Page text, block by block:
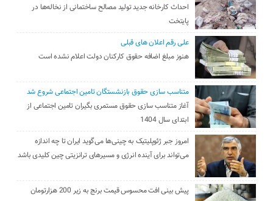
احداث کارخانه جدید تولید مصالح ساختمانی از نخاله‌ها در
پایتخت
علی رقم اعلان های قبلی
هنوز مبلغ اضافه حقوق کارکنان دولت اعلام نشده است
متناسب سازی حقوق بازنشستگان تامین اجتماعی شروع شد
آغاز متناسب سازی حقوق مستمری بگیران تامین اجتماعی از
ابتدای سال 1404
امروز جبر ژئوپلیتیک به چینی‌ها می‌گوید ایران تا چه اندازه
می‌تواند برای آینده انرژی و مسیرهای ترانزیتی چین کلیدی باشد
پیش بینی افت محسوس قیمت برنج به زیر 200 هزارتومان